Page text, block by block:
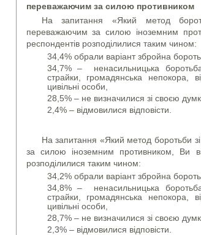
переважаючим за силою противником
На запитання «Який метод
переважаючим за силою іноземним
респондентів розподілилися таким чином:
34,4% обрали варіант збройна
34,7% – ненасильницька
страйки, громадянська непокора,
цивільні особи,
28,5% – не визначилися зі своєю
2,4% – відмовилися відповісти.
На запитання «Який метод боротьби
за силою іноземним противником, Ви
розподілилися таким чином:
34,2% обрали варіант збройна
34,8% – ненасильницька
страйки, громадянська непокора,
цивільні особи,
28,7% – не визначилися зі своєю
2,3% – відмовилися відповісти.